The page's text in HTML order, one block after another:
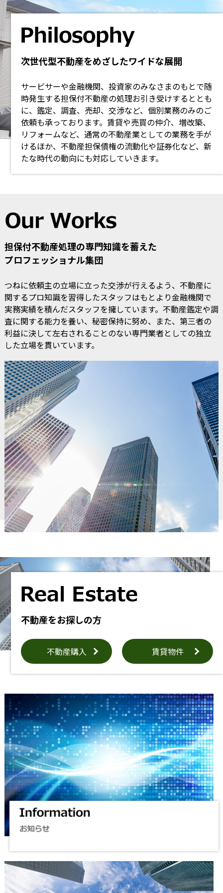
次世代型不動産をめざしたワイドな展開
サービサーや金融機関、投資家のみなさまのもとで随
時発生する担保付不動産の処理お引き受けするととも
に、鑑定、調査、売却、交渉など、個別業務のみのご
依頼も承っております。賃貸や売買の仲介、増改築、
リフォームなど、通常の不動産業としての業務を手が
けるほか、不動産担保債権の流動化や証券化など、新
たな時代の動向にも対応していきます。
担保付不動産処理の専門知識を蓄えた
プロフェッショナル集団
つねに依頼主の立場に立った交渉が行えるよう、不動産に
関するプロ知識を習得したスタッフはもとより金融機関で
実務実績を積んだスタッフを擁しています。不動産鑑定や調
査に関する能力を養い、秘密保持に努め、また、第三者の
利益に決して左右されることのない専門業者としての独立
した立場を貫いています。
不動産をお探しの方
不動産購入 賃貸物件